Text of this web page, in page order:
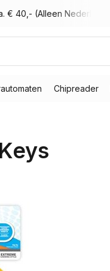
€ 40,- (Alleen Nederland)
Chipreader